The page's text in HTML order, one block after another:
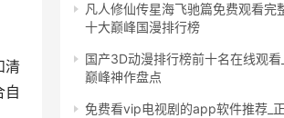
清
自
凡人修仙传星海飞驰篇免费观看完
十大巅峰国漫排行榜
国产3D动漫排行榜前十名在线观看
巅峰神作盘点
免费看vip电视剧的app软件推荐_